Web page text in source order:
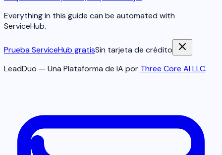
Everything in this guide can be automated with
ServiceHub.
Prueba ServiceHub gratisSin tarjeta de crédito
LeadDuo — Una Plataforma de IA por Three Core AI LLC.